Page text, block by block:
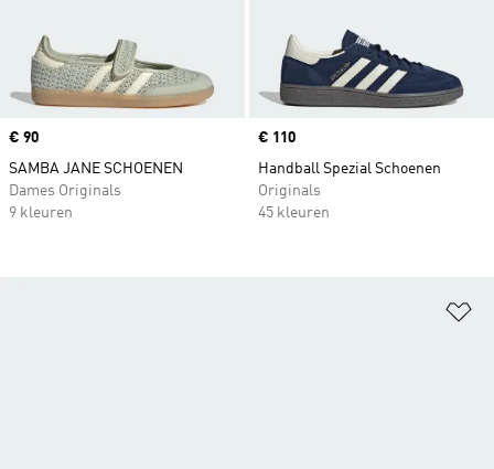
Price
€ 90
SAMBA JANE SCHOENEN
Dames Originals
9 kleuren
Price
€ 110
Handball Spezial Schoenen
Originals
45 kleuren